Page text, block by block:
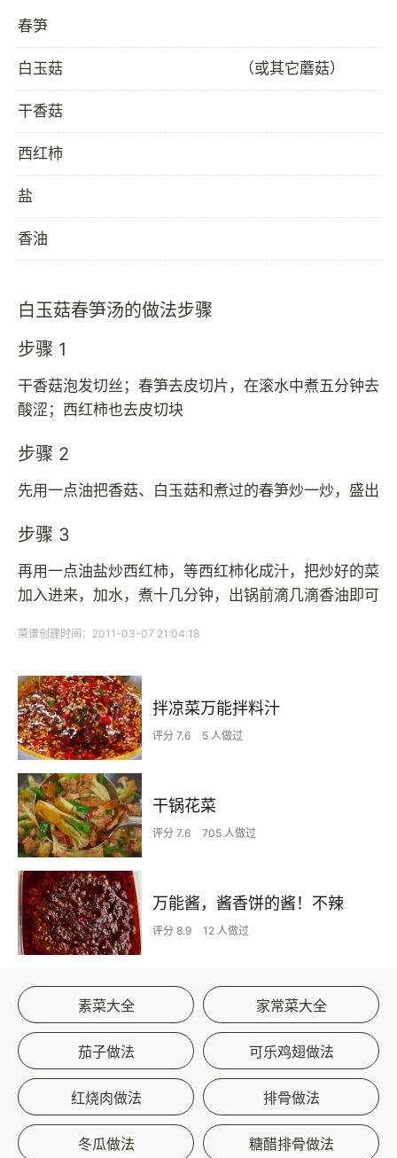
春笋
白玉菇 （或其它蘑菇）
干香菇
西红柿
盐
香油
白玉菇春笋汤的做法步骤
步骤 1
干香菇泡发切丝；春笋去皮切片，在滚水中煮五分钟去
酸涩；西红柿也去皮切块
步骤 2
先用一点油把香菇、白玉菇和煮过的春笋炒一炒，盛出
步骤 3
再用一点油盐炒西红柿，等西红柿化成汁，把炒好的菜
加入进来，加水，煮十几分钟，出锅前滴几滴香油即可
菜谱创建时间：2011-03-07 21:04:18
拌凉菜万能拌料汁
评分 7.6 5 人做过
干锅花菜
评分 7.6 705 人做过
万能酱，酱香饼的酱！不辣
评分 8.9 12 人做过
素菜大全 家常菜大全
茄子做法 可乐鸡翅做法
红烧肉做法 排骨做法
冬瓜做法 糖醋排骨做法